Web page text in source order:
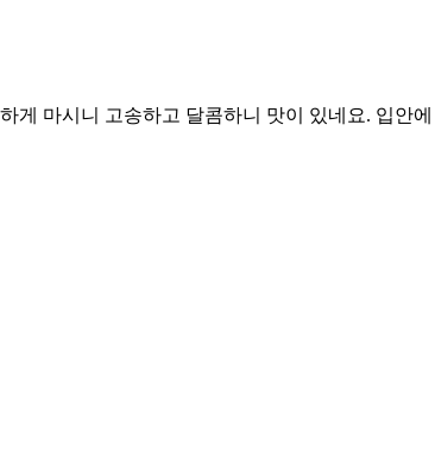
마시니 고송하고 달콤하니 맛이 있네요. 입안